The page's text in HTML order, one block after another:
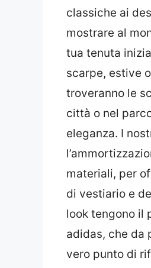
classiche ai
mostrare al
tua tenuta
scarpe, estive
troveranno le
città o nel
eleganza. I
materiali, per
di vestiario e
look tengono il
adidas, che da
vero punto di